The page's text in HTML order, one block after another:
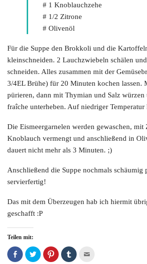
# 1 Knoblauchzehe
# 1/2 Zitrone
# Olivenöl
Für die Suppe den Brokkoli und die
kleinschneiden. 2 Lauchzwiebeln schälen
schneiden. Alles zusammen mit der
3/4EL Brühe) für 20 Minuten kochen lassen.
pürieren, dann mit Thymian und Salz würzen
fraîche unterheben. Auf niedriger Temperatur
Die Eismeergarnelen werden gewaschen, mit
Knoblauch vermengt und anschließend in
dauert nicht mehr als 3 Minuten. ;)
Anschließend die Suppe nochmals schäumig
servierfertig!
Das mit dem Überzeugen hab ich hiermit
geschafft :P
Teilen mit:
Auf
Facebook
Klicken,
um
Klicken,
um
Klicken,
um